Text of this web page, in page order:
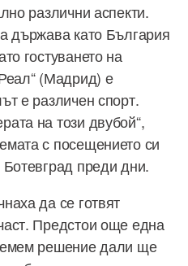
различни аспекти.
държава като България
гостуването на
(Мадрид) е
е различен спорт.
на този двубой“,
с посещението си
преди дни.
да се готвят
Предстои още една
решение дали ще